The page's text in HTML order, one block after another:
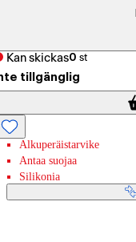
Kan skickas0 st
tillgänglig
Alkuperäistarvike
Antaa suojaa
Silikonia